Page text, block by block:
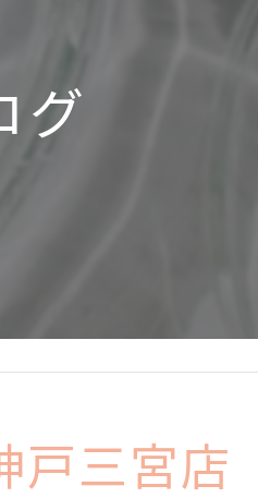
グ
戸三宮店